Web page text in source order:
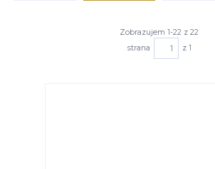
Zobrazujem 1-22 z 22
strana
z 1